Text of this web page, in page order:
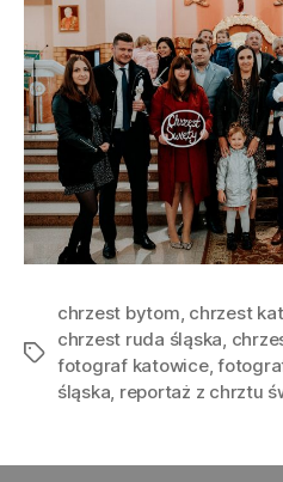
chrzest bytom, chrzest
chrzest ruda śląska,
fotograf katowice,
śląska, reportaż z chrztu